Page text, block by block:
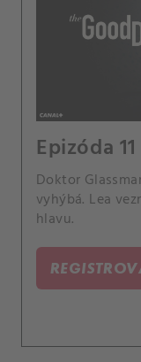
Epizóda
Doktor
vyhýbá. Lea
hlavu.